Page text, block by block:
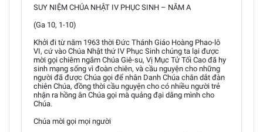
SUY NIỆM CHÚA NHẬT IV PHỤC SINH – NĂM A
(Ga 10, 1-10)
Khởi đi từ năm 1963 thời Đức Thánh Giáo Hoàng Phao-lô
VI, cứ vào Chúa Nhật thứ IV Phục Sinh chúng ta lại được
mời gọi chiêm ngắm Chúa Giê-su, Vị Mục Tử Tối Cao đã hy
sinh mạng sống vì đoàn chiên, và cầu nguyện cho những
người đã được Chúa gọi để nhân Danh Chúa chăn dắt đàn
chiên Chúa, đồng thời cầu nguyện cho có nhiều người trẻ
nhận ra hồng ân Chúa gọi mà quảng đại dâng mình cho
Chúa.
Chúa mời gọi mọi người